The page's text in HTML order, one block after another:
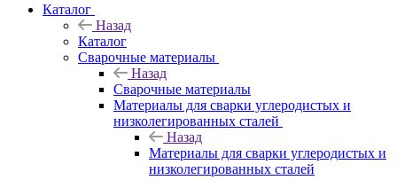
Каталог
Назад
Каталог
Сварочные материалы
Назад
Сварочные материалы
Материалы для сварки углеродистых и
низколегированных сталей
Назад
Материалы для сварки углеродистых и
низколегированных сталей